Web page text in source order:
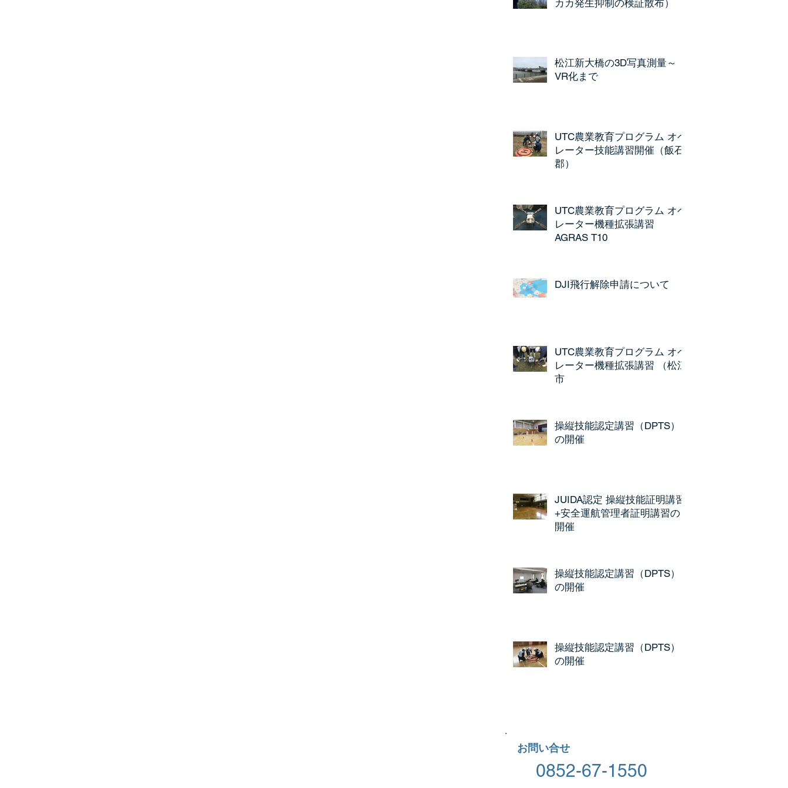
カカ発生抑制の検証散布）
松江新大橋の3D写真測量～
VR化まで
UTC農業教育プログラム オペ
レーター技能講習開催（飯石
郡）
UTC農業教育プログラム オペ
レーター機種拡張講習
AGRAS T10
DJI飛行解除申請について
UTC農業教育プログラム オペ
レーター機種拡張講習 （松江
市
操縦技能認定講習（DPTS）
の開催
JUIDA認定 操縦技能証明講習
+安全運航管理者証明講習の
開催
操縦技能認定講習（DPTS）
の開催
操縦技能認定講習（DPTS）
の開催
お問い合せ
0852-67-1550